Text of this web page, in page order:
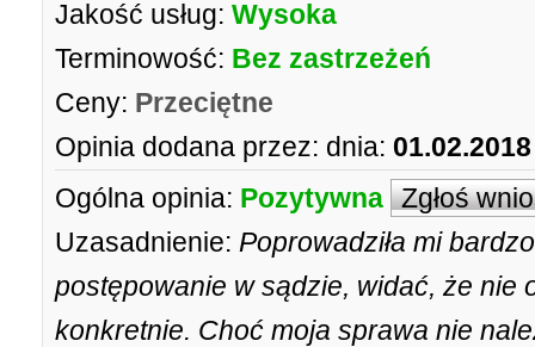
Jakość usług: Wysoka
Terminowość: Bez zastrzeżeń
Ceny: Przeciętne
Opinia dodana przez: dnia:
Ogólna opinia: Pozytywna Zgłoś
Uzasadnienie: Poprowadziła mi
postępowanie w sądzie, widać, że nie
konkretnie. Choć moja sprawa nie